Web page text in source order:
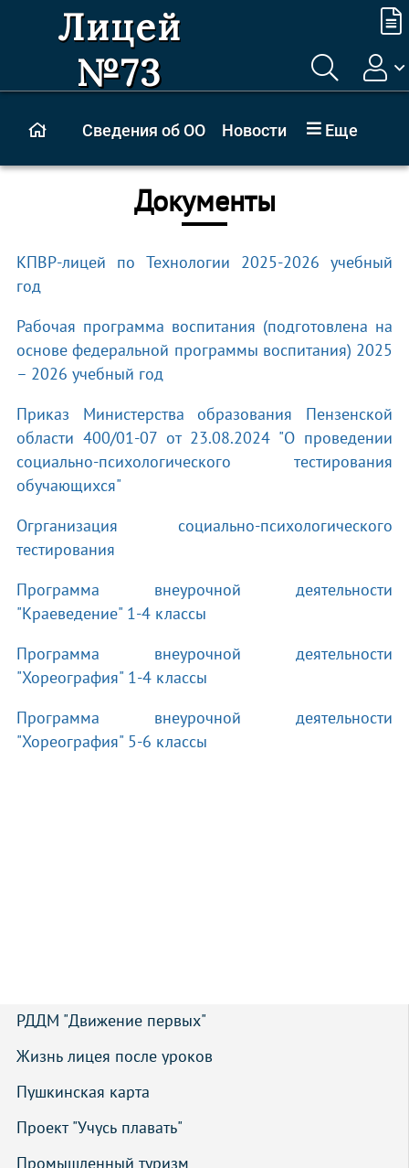
Лицей
№73
Сведения об ОО Новости Еще
РДДМ "Движение первых"
Жизнь лицея после уроков
Пушкинская карта
Проект "Учусь плавать"
Промышленный туризм
Документы
КПВР-лицей по Технологии 2025-2026 учебный
год
Рабочая программа воспитания (подготовлена на
основе федеральной программы воспитания) 2025
– 2026 учебный год
Приказ Министерства образования Пензенской
области 400/01-07 от 23.08.2024 "О проведении
социально-психологического тестирования
обучающихся"
Огрганизация социально-психологического
тестирования
Программа внеурочной деятельности
"Краеведение" 1-4 классы
Программа внеурочной деятельности
"Хореография" 1-4 классы
Программа внеурочной деятельности
"Хореография" 5-6 классы